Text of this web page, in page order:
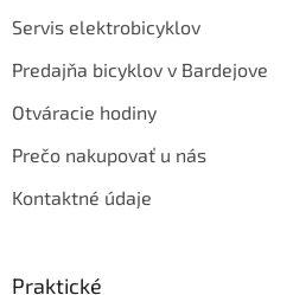
Servis elektrobicyklov
Predajňa bicyklov v Bardejove
Otváracie hodiny
Prečo nakupovať u nás
Kontaktné údaje
Praktické